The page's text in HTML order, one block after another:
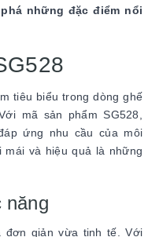
những đặc điểm nổi
tiêu biểu trong dòng ghế
mã sản phẩm SG528,
ứng nhu cầu của môi
và hiệu quả là những
năng
đơn giản vừa tinh tế. Với